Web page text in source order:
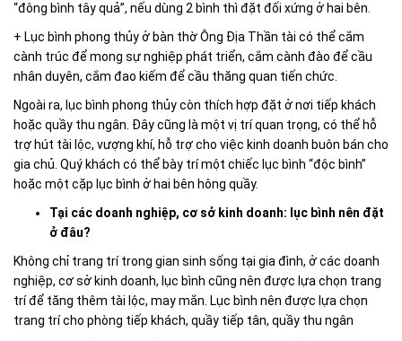
“đông bình tây quả”, nếu dùng 2 bình thì đặt đối xứng ở hai bên.
+ Lục bình phong thủy ở bàn thờ Ông Địa Thần tài có thể cắm
cành trúc để mong sự nghiệp phát triển, cắm cành đào để cầu
nhân duyên, cắm đao kiếm để cầu thăng quan tiến chức.
Ngoài ra, lục bình phong thủy còn thích hợp đặt ở nơi tiếp khách
hoặc quầy thu ngân. Đây cũng là một vị trí quan trọng, có thể hỗ
trợ hút tài lộc, vượng khí, hỗ trợ cho việc kinh doanh buôn bán cho
gia chủ. Quý khách có thể bày trí một chiếc lục bình “độc bình”
hoặc một cặp lục bình ở hai bên hông quầy.
Tại các doanh nghiệp, cơ sở kinh doanh: lục bình nên đặt
ở đâu?
Không chỉ trang trí trong gian sinh sống tại gia đình, ở các doanh
nghiệp, cơ sở kinh doanh, lục bình cũng nên được lựa chọn trang
trí để tăng thêm tài lộc, may mắn. Lục bình nên được lựa chọn
trang trí cho phòng tiếp khách, quầy tiếp tân, quầy thu ngân